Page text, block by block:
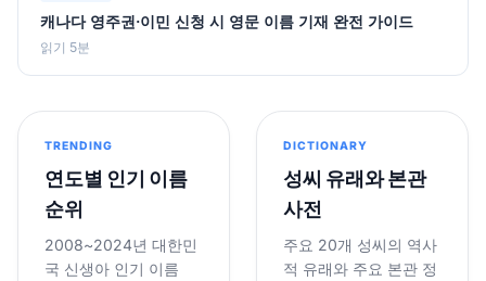
캐나다 영주권·이민 신청 시 영문 이름 기재 완전 가이드
읽기 5분
TRENDING
연도별 인기 이름
순위
2008~2024년 대한민
국 신생아 인기 이름
DICTIONARY
성씨 유래와 본관
사전
주요 20개 성씨의 역사
적 유래와 주요 본관 정